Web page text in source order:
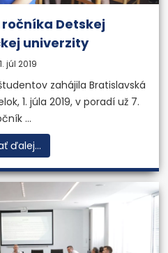
Detskej
univerzity
júl 2019
zahájila Bratislavská
1. júla 2019, v poradí už 7.
...
ďalej...